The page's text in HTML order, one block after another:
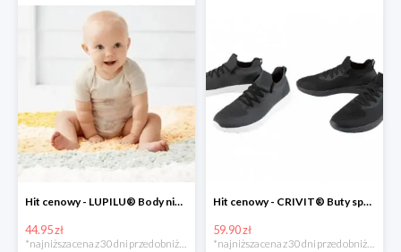
Hit cenowy - LUPILU® Body niemowlęce z biobawełny, z krótkim rękawem, 5 sztuk
44.95 zł
*najniższa cena z 30 dni przed obniżką
Hit cenowy - CRIVIT® Buty sportowe chłopięce WellWalk, 1 para
59.90 zł
*najniższa cena z 30 dni przed obniżką